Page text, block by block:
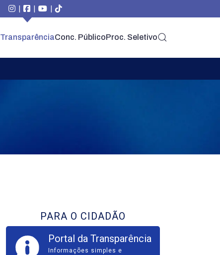
| | |
TransparênciaConc. PúblicoProc. Seletivo
PARA O CIDADÃO
Portal da Transparência
Informações simples e